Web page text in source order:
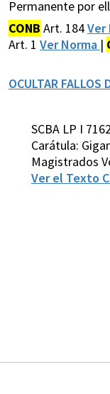
Permanente por
CONB Art. 184Ver
Art. 1 Ver Norma |
OCULTAR FALLOS
SCBA LP I
Carátula:
Magistrados
Ver el Texto